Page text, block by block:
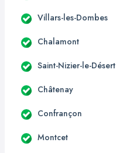
Villars-les-Dombes
Chalamont
Saint-Nizier-le-Désert
Châtenay
Confrançon
Montcet